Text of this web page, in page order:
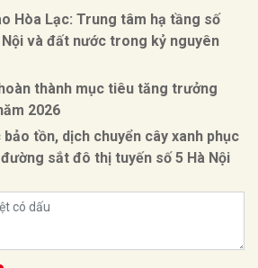
Hòa Lạc: Trung tâm hạ tầng số
và đất nước trong kỷ nguyên
thành mục tiêu tăng trưởng
2026
tồn, dịch chuyển cây xanh phục
sắt đô thị tuyến số 5 Hà Nội